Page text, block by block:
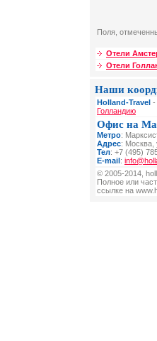
Поля,
Отели
Отели
Наши
Holland-Travel -
Голландию
Офис на
Метро:
Адрес: Москва,
Тел: +7 (495)
E-mail:
© 2005-2014,
Полное или
ссылке на